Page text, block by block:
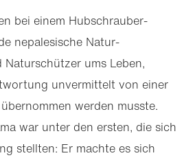
bei einem Hubschrauber­
nepalesische Natur­
ums Leben,
unvermittelt von einer
werden musste.
war unter den ersten, die sich
stellten: Er machte es sich